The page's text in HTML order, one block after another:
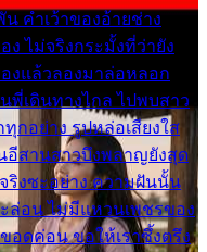
คำเว้าของอ้ายช่าง
ไม่จริงกระมั้งที่ว่ายัง
งแล้วลองมาล่อหลอก
เดินทางไกล ไปพบสาว
กอย่าง รูปหล่อเสียงใส
อีสานสาวบึงพลาญยังสุด
ริงซะอย่าง ความฝันนั้น
ล่อน ไม่มีแหวนเพชรของ
อดค่อน ขอให้เราซึ้งตรึง